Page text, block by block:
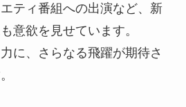
ティ番組への出演など、新
意欲を見せています。
に、さらなる飛躍が期待さ